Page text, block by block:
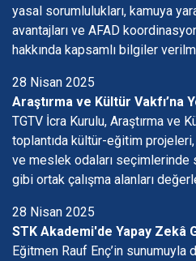
yasal sorumlulukları, kamuya
avantajları ve AFAD
hakkında kapsamlı bilgiler
28 Nisan 2025
Araştırma ve Kültür Vakfı’na
TGTV İcra Kurulu, Araştırma ve
toplantıda kültür-eğitim
ve meslek odaları
gibi ortak çalışma alanları
28 Nisan 2025
STK Akademi'de Yapay Zekâ
Eğitmen Rauf Enç’in sunumuyla